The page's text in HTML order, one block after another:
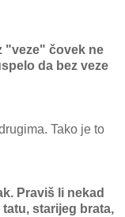
"veze" čovek ne
da bez veze
Tako je to
Praviš li nekad
starijeg brata,